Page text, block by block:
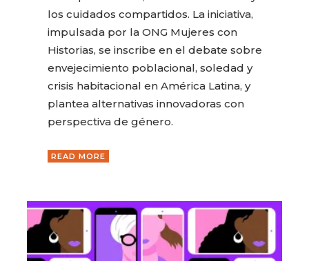
los cuidados compartidos. La iniciativa,
impulsada por la ONG Mujeres con
Historias, se inscribe en el debate sobre
envejecimiento poblacional, soledad y
crisis habitacional en América Latina, y
plantea alternativas innovadoras con
perspectiva de género.
READ MORE